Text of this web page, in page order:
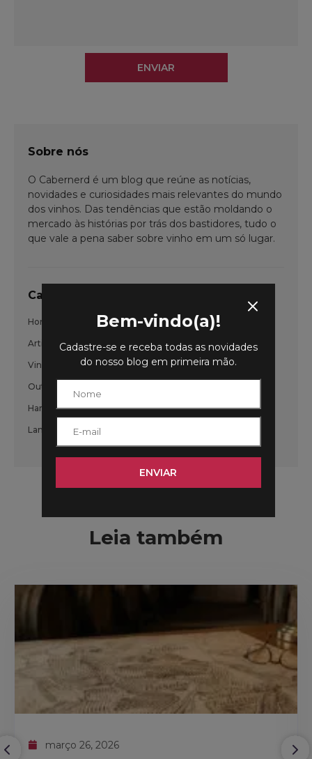
Bem-vindo(a)!
Cadastre-se e receba todas as novidades
do nosso blog em primeira mão.
ENVIAR
ENVIAR
Sobre nós
O Cabernerd é um blog que reúne as notícias,
novidades e curiosidades mais relevantes do mundo
dos vinhos. Das tendências que estão moldando o
mercado às histórias por trás dos bastidores, tudo o
que vale a pena saber sobre vinho em um só lugar.
Categorias
Home
Artigos
Vinhos
Outras Bebidas
Harmonizações
Lançamentos
Leia também
março 26, 2026